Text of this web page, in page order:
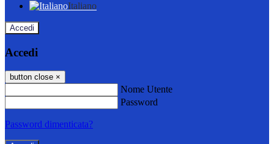
Italiano
Accedi
Accedi
button close ×
Nome Utente
Password
Password dimenticata?